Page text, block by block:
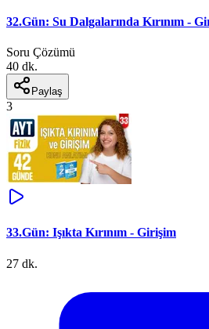
32.Gün: Su Dalgalarında Kırınım -
Soru Çözümü
40 dk.
Paylaş
3
33.Gün: Işıkta Kırınım - Girişim
27 dk.